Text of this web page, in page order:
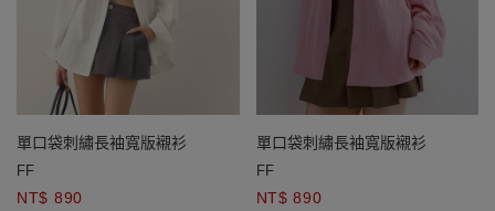
單口袋刺繡長袖寬版襯衫
FF
NT$ 890
單口袋刺繡長袖寬版襯衫
FF
NT$ 890